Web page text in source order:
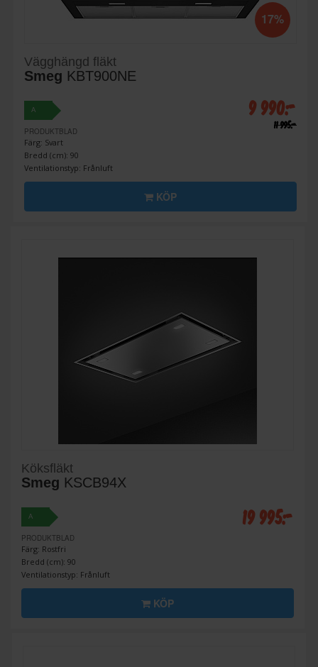
17%
Vägghängd fläkt
Smeg KBT900NE
A
PRODUKTBLAD
Färg: Svart
Bredd (cm): 90
Ventilationstyp: Frånluft
9 990:-
11 995:-
KÖP
Köksfläkt
Smeg KSCB94X
A
PRODUKTBLAD
Färg: Rostfri
Bredd (cm): 90
Ventilationstyp: Frånluft
19 995:-
KÖP